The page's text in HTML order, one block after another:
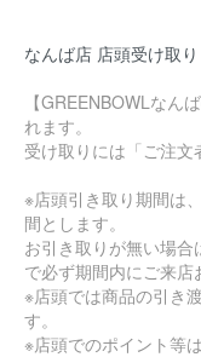
なんば店 店頭受け取り
【GREENBOWLなん
れます。
受け取りには「ご注文
※店頭引き取り期間は
間とします。
お引き取りが無い場
で必ず期間内にご来店
※店頭では商品の引き
す。
※店頭でのポイント等